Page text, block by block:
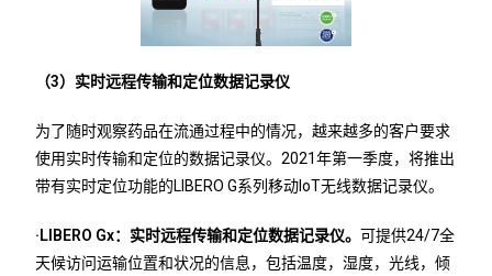
（3）实时远程传输和定位数据记录仪
为了随时观察药品在流通过程中的情况，越来越多的客户要求
使用实时传输和定位的数据记录仪。2021年第一季度，将推出
带有实时定位功能的LIBERO G系列移动IoT无线数据记录仪。
·LIBERO Gx：实时远程传输和定位数据记录仪。可提供24/7全
天候访问运输位置和状况的信息，包括温度，湿度，光线，倾